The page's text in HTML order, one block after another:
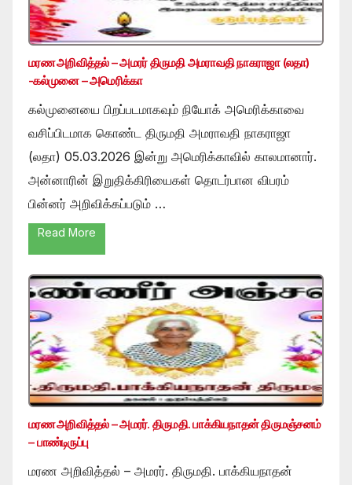
மரண அறிவித்தல் – அமரர் திருமதி அமராவதி நாகராஜா (லதா)
-கல்முனை – அமெரிக்கா
கல்முனையை பிறப்படமாகவும் நியோக் அமெரிக்காவை
வசிப்பிடமாக கொண்ட திருமதி அமராவதி நாகராஜா
(லதா) 05.03.2026 இன்று அமெரிக்காவில் காலமானார்.
அன்னாரின் இறுதிக்கிரியைகள் தொடர்பான விபரம்
பின்னர் அறிவிக்கப்படும் …
Read More
மரண அறிவித்தல் – அமரர். திருமதி. பாக்கியநாதன் திருமஞ்சனம்
– பாண்டிருப்பு
மரண அறிவித்தல் – அமரர். திருமதி. பாக்கியநாதன்